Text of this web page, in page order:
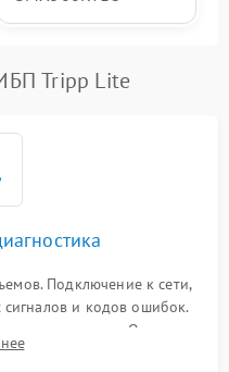
Tripp Lite
Подключение к сети,
и кодов ошибок.
напряжения. Оценка
питания без